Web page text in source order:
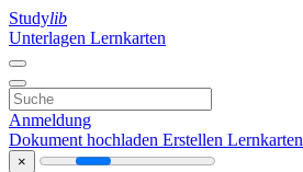
Studylib
Unterlagen Lernkarten
Anmeldung
Dokument hochladen Erstellen Lernkarten
×